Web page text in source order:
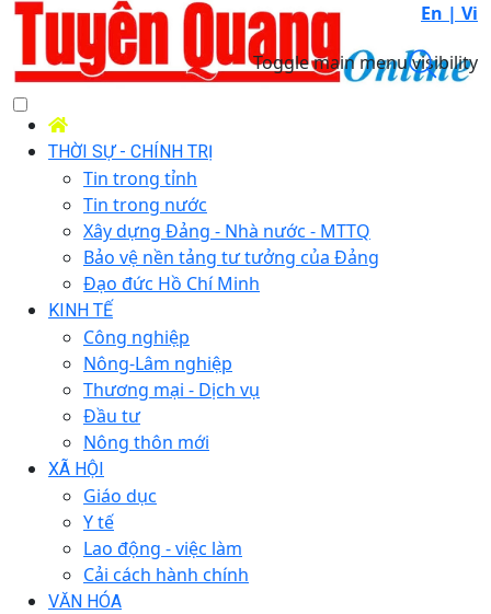
En | Vi
Toggle main menu visibility
THỜI SỰ - CHÍNH TRỊ
Tin trong tỉnh
Tin trong nước
Xây dựng Đảng - Nhà nước - MTTQ
Bảo vệ nền tảng tư tưởng của Đảng
Đạo đức Hồ Chí Minh
KINH TẾ
Công nghiệp
Nông-Lâm nghiệp
Thương mại - Dịch vụ
Đầu tư
Nông thôn mới
XÃ HỘI
Giáo dục
Y tế
Lao động - việc làm
Cải cách hành chính
VĂN HÓA